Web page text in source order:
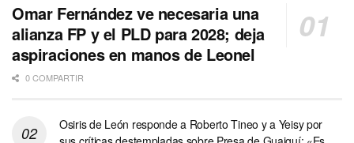
Omar Fernández ve necesaria una
alianza FP y el PLD para 2028; deja
aspiraciones en manos de Leonel
0 COMPARTIR
Osiris de León responde a Roberto Tineo y a Yeisy por